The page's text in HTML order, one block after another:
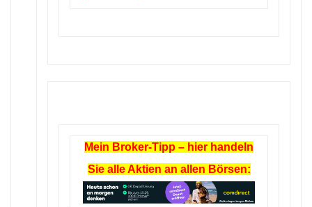
Mein Broker-Tipp – hier handeln
Sie alle Aktien an allen Börsen: